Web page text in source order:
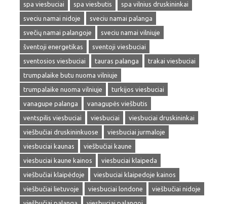
spa viesbuciai
spa viesbutis
spa vilnius druskininkai
sveciu namai nidoje
sveciu namai palanga
svečių namai palangoje
sveciu namai vilniuje
šventoji energetikas
sventoji viesbuciai
sventosios viesbuciai
tauras palanga
trakai viesbuciai
trumpalaike butu nuoma vilniuje
trumpalaike nuoma vilniuje
turkijos viesbuciai
vanagupe palanga
vanagupės viešbutis
ventspilis viesbuciai
viesbuciai
viesbuciai druskininkai
viešbučiai druskininkuose
viesbuciai jurmaloje
viesbuciai kaunas
viešbučiai kaune
viesbuciai kaune kainos
viesbuciai klaipeda
viešbučiai klaipėdoje
viesbuciai klaipedoje kainos
viešbučiai lietuvoje
viesbuciai londone
viešbučiai nidoje